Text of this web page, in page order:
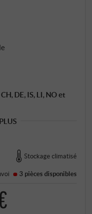
–
en cuivre de
précise de
dans des
trouvé son
DE, IS, LI, NO et
Stockage climatisé
3 pièces disponibles